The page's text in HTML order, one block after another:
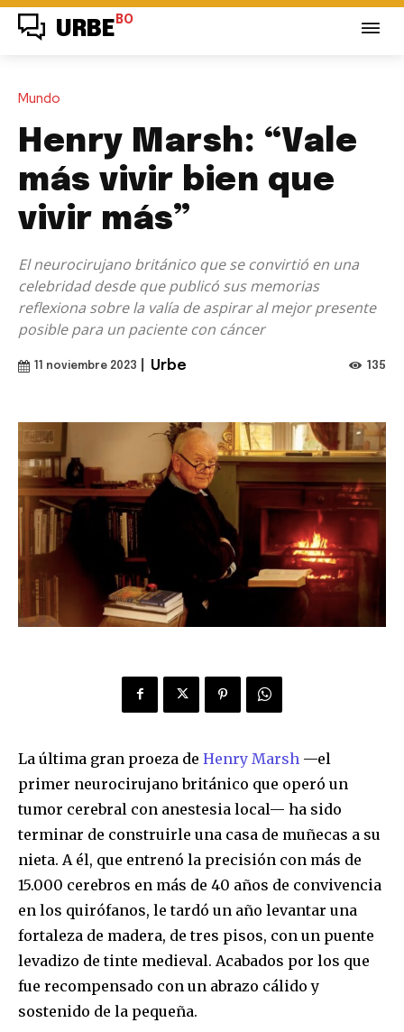
URBE BO
Mundo
Henry Marsh: “Vale
más vivir bien que
vivir más”
El neurocirujano británico que se convirtió en una
celebridad desde que publicó sus memorias
reflexiona sobre la valía de aspirar al mejor presente
posible para un paciente con cáncer
11 noviembre 2023 Urbe 135
La última gran proeza de Henry Marsh —el
primer neurocirujano británico que operó un
tumor cerebral con anestesia local— ha sido
terminar de construirle una casa de muñecas a su
nieta. A él, que entrenó la precisión con más de
15.000 cerebros en más de 40 años de convivencia
en los quirófanos, le tardó un año levantar una
fortaleza de madera, de tres pisos, con un puente
levadizo de tinte medieval. Acabados por los que
fue recompensado con un abrazo cálido y
sostenido de la pequeña.